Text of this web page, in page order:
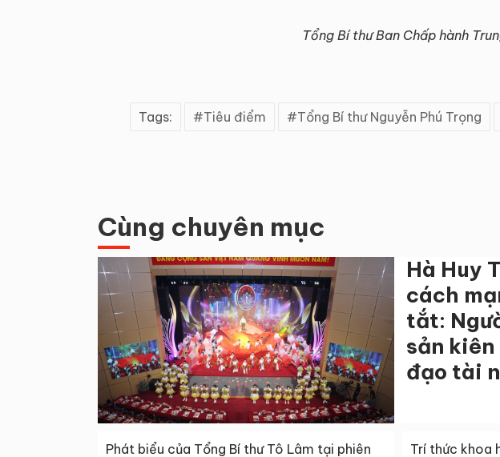
Tổng Bí thư Ban Chấp hành
Tags: Tiêu điểm Tổng Bí thư Nguyễn Phú Trọng
Cùng chuyên mục
Hà Huy
cách
tắt:
sản
đạo tài
Phát biểu của Tổng Bí thư Tô Lâm tại phiên Trí thức khoa